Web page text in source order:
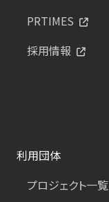
PRTIMES
採用情報
利用団体
プロジェクト一覧